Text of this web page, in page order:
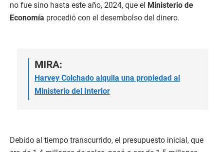
no fue sino hasta este año, 2024, que el Ministerio de
Economía procedió con el desembolso del dinero.
MIRA:
Harvey Colchado alquila una propiedad al
Ministerio del Interior
Debido al tiempo transcurrido, el presupuesto inicial, que